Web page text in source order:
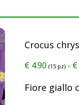
Crocus
€4.90 (15 pz)- €
Fiore giallo